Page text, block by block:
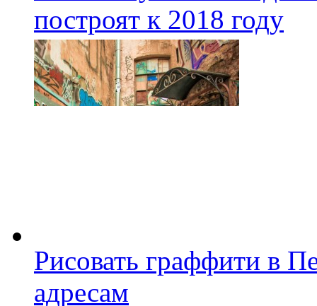
построят к 2018 году
Рисовать граффити в
адресам